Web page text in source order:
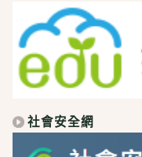
社會安全網